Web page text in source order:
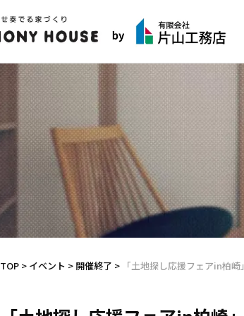
TOP > イベント > 開催終了 > 「土地探し応援フェアin柏崎」